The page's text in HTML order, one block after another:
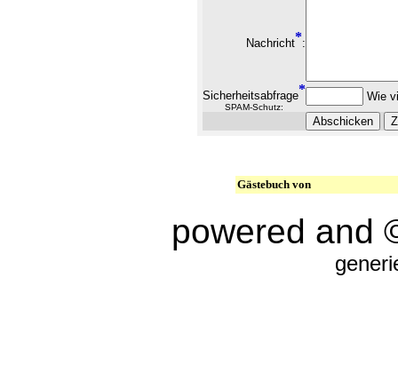
Nachricht*:
Sicherheitsabfrage*
SPAM-Schutz:
Wie
Gästebuch von
powered and